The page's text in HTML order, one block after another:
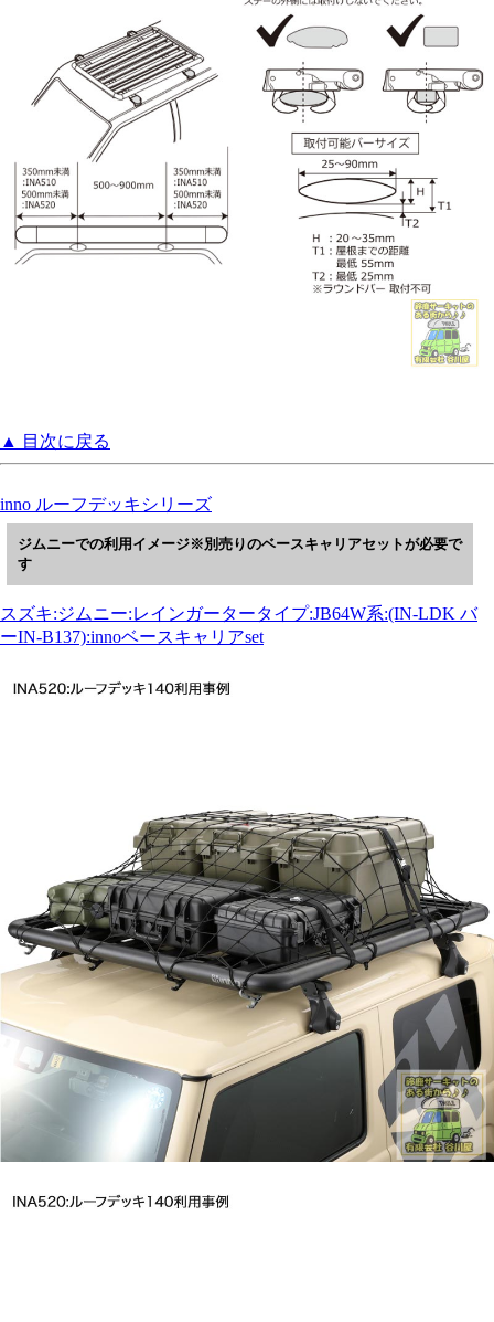
▲ 目次に戻る
inno ルーフデッキシリーズ
ジムニーでの利用イメージ※別売りのベースキャリアセットが必要で
す
スズキ:ジムニー:レインガータータイプ:JB64W系:(IN-LDK バ
ーIN-B137):innoベースキャリアset